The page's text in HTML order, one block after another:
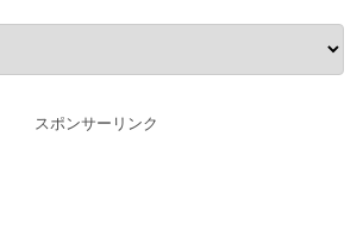
スポンサーリンク